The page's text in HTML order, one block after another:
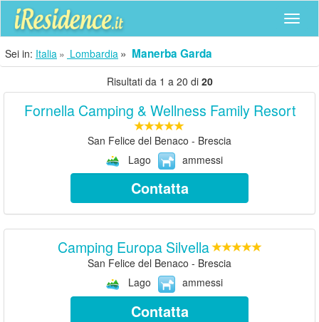
Sei in: Italia Lombardia Manerba Garda
Risultati da 1 a 20 di 20
Fornella Camping & Wellness Family Resort
San Felice del Benaco - Brescia
Lago
ammessi
Contatta
Camping Europa Silvella
San Felice del Benaco - Brescia
Lago
ammessi
Contatta